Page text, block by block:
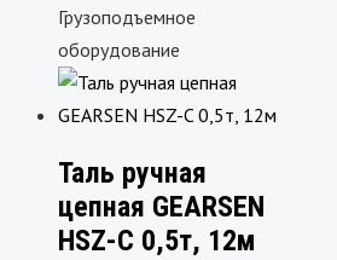
Грузоподъемное
оборудование
Таль ручная
цепная GEARSEN
HSZ-C 0,5т, 12м